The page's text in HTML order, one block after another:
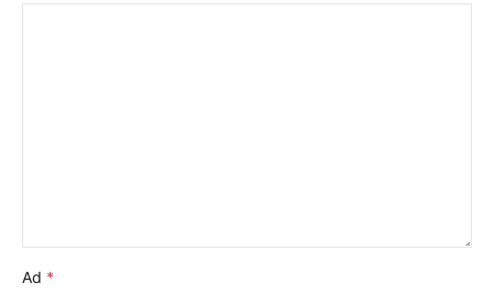
Ad *